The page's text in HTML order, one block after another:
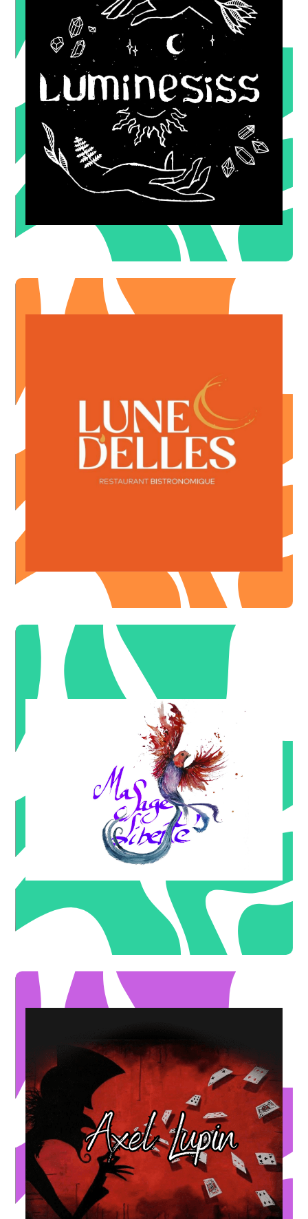
LUMINESISS
Massages | Soins Visages & Corps
-15€
OFFRE DE BIENVENUE
offert sur le soin de votre choix (1er passage)
* (hors épilations)
OFFRE DE BIENVENUE
de réduction sur le soin de votre choix (2eme passage)
* (hors épilations)
OFFRE ILLIMITÉE
de réduction dès 100€ dépensés
OFFRE DE BIENVENUE
pour l'achat d'un menu du midi à 23€
* midi exclusivement - Merci de vous annoncer lors de la réservation et à
votre arrivée
OFFRE ILLIMITÉE
1 café offert pour la consommation d'un menu
* valable uniquement sur le menu Découverte - Merci de vous annoncer
MA SAGE LIBERTÉ
OFFRE DE BIENVENUE
Séance de découverte Chi Nei Tsang ou Tui Na crânien
et méridiens à 40€ au lieu de 50€
OFFRE DE BIENVENUE
Pour trois séances engagés, le Guide « le corps comme
temple émotionnelle » offert
* valeur 25€
OFFRE DE BIENVENUE
10€ Séance découverte Tui Na complet (pied-dos-
crâne) pour 60€ au lieu de 70€
OFFRE DE BIENVENUE
Inscription à 3 ateliers d'Art The Happy du mercredi
(emotion ou écriture) soit 25€ au lieu de 30€
-30€
OFFRE DE BIENVENUE
pour les anniversaires enfants / adultes *hors
décembre
OFFRE DE BIENVENUE
sur les prestations mariage
* hors décembre
-10%
OFFRE ILLIMITÉE
pour toutes les prestations ( Professionnels
/Associations/Particuliers)
* hors décembre